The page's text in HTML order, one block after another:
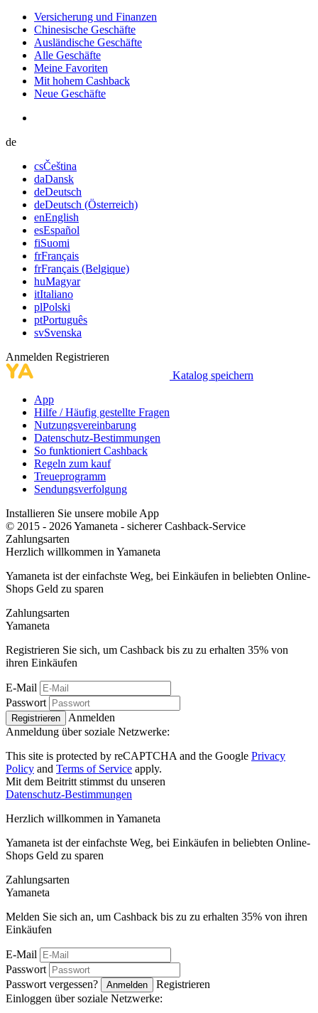
Versicherung und Finanzen
Chinesische Geschäfte
Ausländische Geschäfte
Alle Geschäfte
Meine Favoriten
Mit hohem Cashback
Neue Geschäfte
de
csČeština
daDansk
deDeutsch
deDeutsch (Österreich)
enEnglish
esEspañol
fiSuomi
frFrançais
frFrançais (Belgique)
huMagyar
itItaliano
plPolski
ptPortuguês
svSvenska
Anmelden Registrieren
Katalog speichern
App
Hilfe / Häufig gestellte Fragen
Nutzungsvereinbarung
Datenschutz-Bestimmungen
So funktioniert Cashback
Regeln zum kauf
Treueprogramm
Sendungsverfolgung
Installieren Sie unsere mobile App
© 2015 - 2026 Yamaneta - sicherer Cashback-Service
Zahlungsarten
Herzlich willkommen in Yamaneta
Yamaneta ist der einfachste Weg, bei Einkäufen in beliebten Online-
Shops Geld zu sparen
Zahlungsarten
Yamaneta
Registrieren Sie sich, um Cashback bis zu zu erhalten 35% von
ihren Einkäufen
E-Mail
Passwort
Registrieren
Anmelden
Anmeldung über soziale Netzwerke:
This site is protected by reCAPTCHA and the Google Privacy
Policy and Terms of Service apply.
Mit dem Beitritt stimmst du unseren
Datenschutz-Bestimmungen
Herzlich willkommen in Yamaneta
Yamaneta ist der einfachste Weg, bei Einkäufen in beliebten Online-
Shops Geld zu sparen
Zahlungsarten
Yamaneta
Melden Sie sich an, um Cashback bis zu zu erhalten 35% von ihren
Einkäufen
E-Mail
Passwort
Passwort vergessen?
Anmelden
Registrieren
Einloggen über soziale Netzwerke: